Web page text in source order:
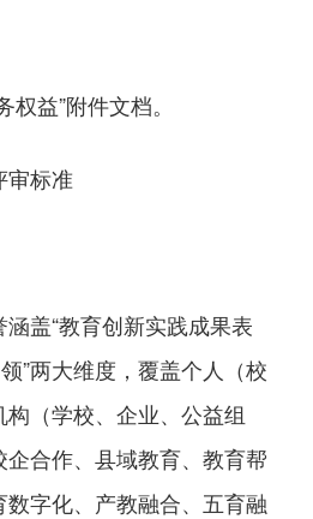
益”附件文档。
审标准
盖“教育创新实践成果表
”两大维度，覆盖个人（校
（学校、企业、公益组
合作、县域教育、教育帮
字化、产教融合、五育融